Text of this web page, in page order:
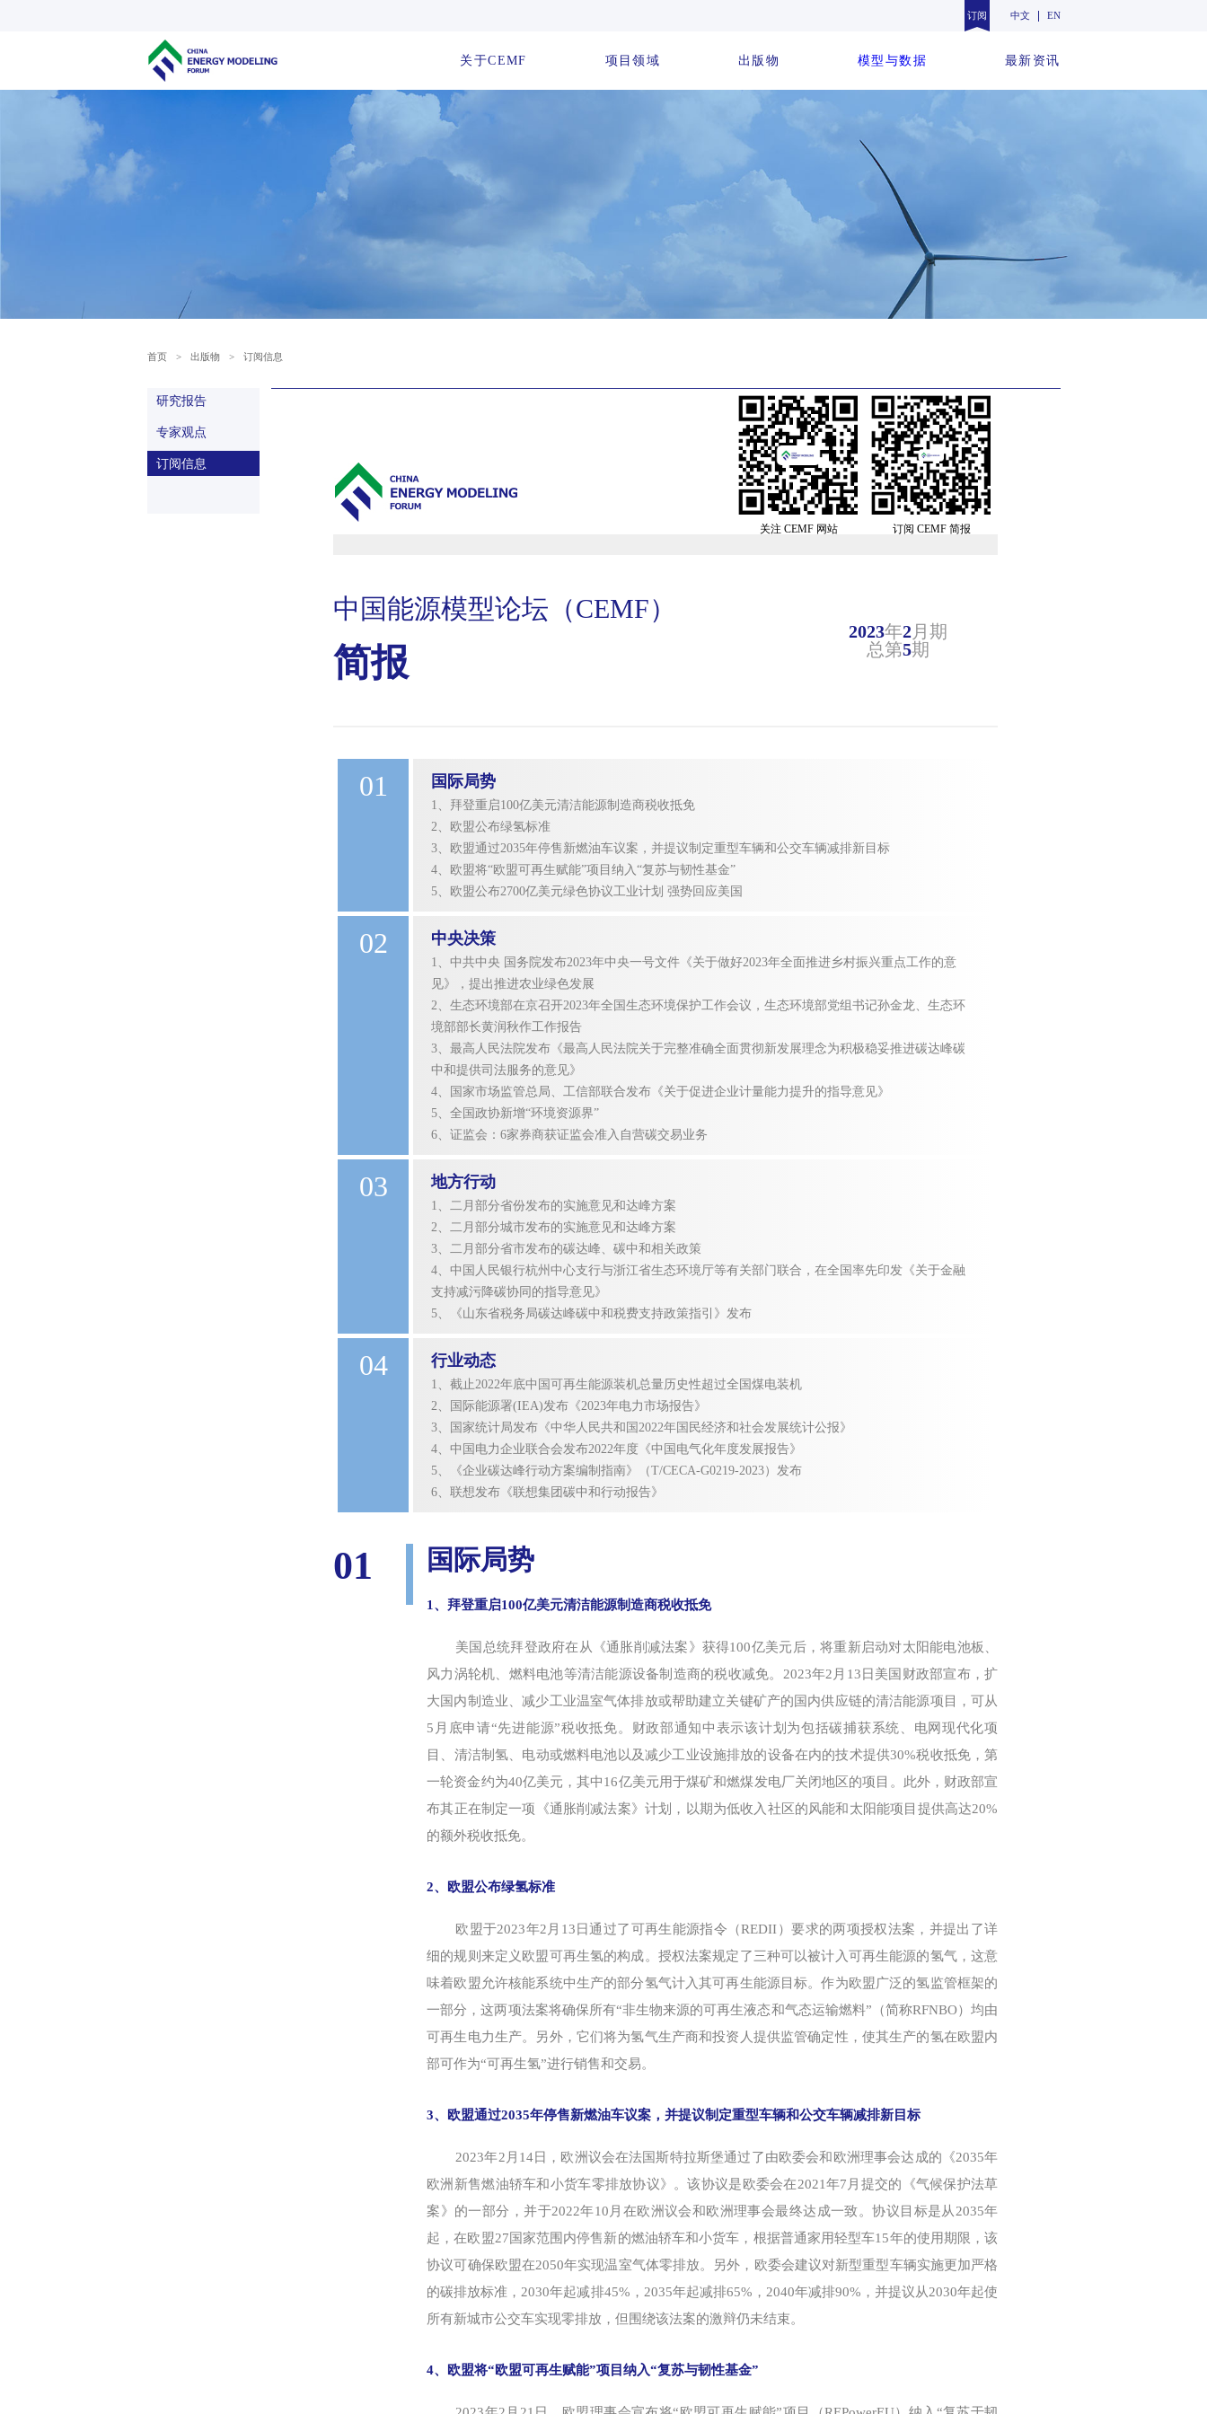
订阅 中文 EN
关于CEMF 项目领域 出版物 模型与数据 最新资讯
首页 > 出版物 > 订阅信息
研究报告
专家观点
订阅信息
关注 CEMF 网站 订阅 CEMF 简报
中国能源模型论坛（CEMF）
简报
2023年2月期
总第5期
01 国际局势
1、拜登重启100亿美元清洁能源制造商税收抵免
2、欧盟公布绿氢标准
3、欧盟通过2035年停售新燃油车议案，并提议制定重型车辆和公交车辆减排新目标
4、欧盟将“欧盟可再生赋能”项目纳入“复苏与韧性基金”
5、欧盟公布2700亿美元绿色协议工业计划 强势回应美国
02 中央决策
1、中共中央 国务院发布2023年中央一号文件《关于做好2023年全面推进乡村振兴重点工作的意
见》，提出推进农业绿色发展
2、生态环境部在京召开2023年全国生态环境保护工作会议，生态环境部党组书记孙金龙、生态环
境部部长黄润秋作工作报告
3、最高人民法院发布《最高人民法院关于完整准确全面贯彻新发展理念为积极稳妥推进碳达峰碳
中和提供司法服务的意见》
4、国家市场监管总局、工信部联合发布《关于促进企业计量能力提升的指导意见》
5、全国政协新增“环境资源界”
6、证监会：6家券商获证监会准入自营碳交易业务
03 地方行动
1、二月部分省份发布的实施意见和达峰方案
2、二月部分城市发布的实施意见和达峰方案
3、二月部分省市发布的碳达峰、碳中和相关政策
4、中国人民银行杭州中心支行与浙江省生态环境厅等有关部门联合，在全国率先印发《关于金融
支持减污降碳协同的指导意见》
5、《山东省税务局碳达峰碳中和税费支持政策指引》发布
04 行业动态
1、截止2022年底中国可再生能源装机总量历史性超过全国煤电装机
2、国际能源署(IEA)发布《2023年电力市场报告》
3、国家统计局发布《中华人民共和国2022年国民经济和社会发展统计公报》
4、中国电力企业联合会发布2022年度《中国电气化年度发展报告》
5、《企业碳达峰行动方案编制指南》（T/CECA-G0219-2023）发布
6、联想发布《联想集团碳中和行动报告》
01 国际局势
1、拜登重启100亿美元清洁能源制造商税收抵免
美国总统拜登政府在从《通胀削减法案》获得100亿美元后，将重新启动对太阳能电池板、
风力涡轮机、燃料电池等清洁能源设备制造商的税收减免。2023年2月13日美国财政部宣布，扩
大国内制造业、减少工业温室气体排放或帮助建立关键矿产的国内供应链的清洁能源项目，可从
5月底申请“先进能源”税收抵免。财政部通知中表示该计划为包括碳捕获系统、电网现代化项
目、清洁制氢、电动或燃料电池以及减少工业设施排放的设备在内的技术提供30%税收抵免，第
一轮资金约为40亿美元，其中16亿美元用于煤矿和燃煤发电厂关闭地区的项目。此外，财政部宣
布其正在制定一项《通胀削减法案》计划，以期为低收入社区的风能和太阳能项目提供高达20%
的额外税收抵免。
2、欧盟公布绿氢标准
欧盟于2023年2月13日通过了可再生能源指令（REDII）要求的两项授权法案，并提出了详
细的规则来定义欧盟可再生氢的构成。授权法案规定了三种可以被计入可再生能源的氢气，这意
味着欧盟允许核能系统中生产的部分氢气计入其可再生能源目标。作为欧盟广泛的氢监管框架的
一部分，这两项法案将确保所有“非生物来源的可再生液态和气态运输燃料”（简称RFNBO）均由
可再生电力生产。另外，它们将为氢气生产商和投资人提供监管确定性，使其生产的氢在欧盟内
部可作为“可再生氢”进行销售和交易。
3、欧盟通过2035年停售新燃油车议案，并提议制定重型车辆和公交车辆减排新目标
2023年2月14日，欧洲议会在法国斯特拉斯堡通过了由欧委会和欧洲理事会达成的《2035年
欧洲新售燃油轿车和小货车零排放协议》。该协议是欧委会在2021年7月提交的《气候保护法草
案》的一部分，并于2022年10月在欧洲议会和欧洲理事会最终达成一致。协议目标是从2035年
起，在欧盟27国家范围内停售新的燃油轿车和小货车，根据普通家用轻型车15年的使用期限，该
协议可确保欧盟在2050年实现温室气体零排放。另外，欧委会建议对新型重型车辆实施更加严格
的碳排放标准，2030年起减排45%，2035年起减排65%，2040年减排90%，并提议从2030年起使
所有新城市公交车实现零排放，但围绕该法案的激辩仍未结束。
4、欧盟将“欧盟可再生赋能”项目纳入“复苏与韧性基金”